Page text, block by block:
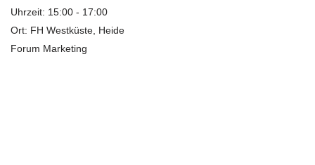
Uhrzeit: 15:00 - 17:00
Ort: FH Westküste, Heide
Forum Marketing